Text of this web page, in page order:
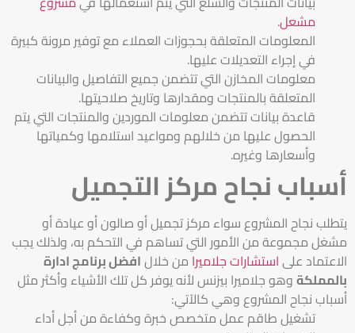
مشعل.
المعلومات المتعلقة بحجوزات العملاء مع توفير مرونة كبيرة
في إجراء التعديلات عليها.
معلومات المخازن التي تتضمن جميع التفاصيل والبيانات
المتعلقة بالمنتجات ومقدارها وتاريخ صلاحيتها.
قاعدة بيانات تتضمن معلومات الموردين والمنتجات التي يتم
الحصول عليها من خلالهم ومواعيد استلامها وكمياتها
وأسعارها وغيره.
أسباب نجاح مركز التجميل
يتطلب نجاح المشروع سواء مركز تجميل أو صالون أو عيادة أو
مشغل مجموعة من الأمور التي تساهم في التحكم به، ولذلك يجب
الاعتماد علىاستشارات جلاميرا من خلالافضل برنامج ادارة
بالمملكةوهو جلاميرا بيزنس لأنه يوفر كل تلك الأشياء وأكثر مثل
أسباب نجاح المشروع وهي كالآتي:
تشغيل طاقم عمل متخصص خبرة وكفاءة من أجل أداء